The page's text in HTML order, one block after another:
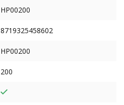
HP00200
8719325458602
HP00200
200